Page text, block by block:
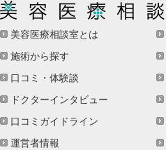
美容医療相談室とは
施術から探す
口コミ・体験談
ドクターインタビュー
口コミガイドライン
運営者情報